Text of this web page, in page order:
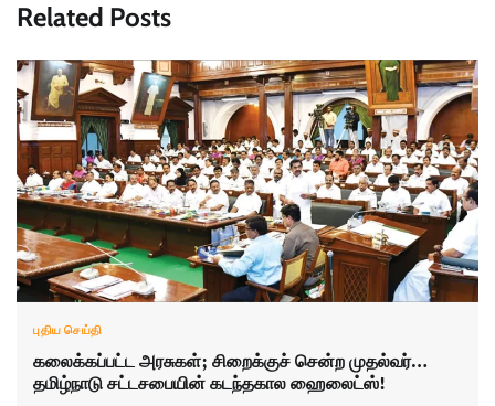
Related Posts
புதிய செய்தி
கலைக்கப்பட்ட அரசுகள்; சிறைக்குச் சென்ற முதல்வர்…
தமிழ்நாடு சட்டசபையின் கடந்தகால ஹைலைட்ஸ்!